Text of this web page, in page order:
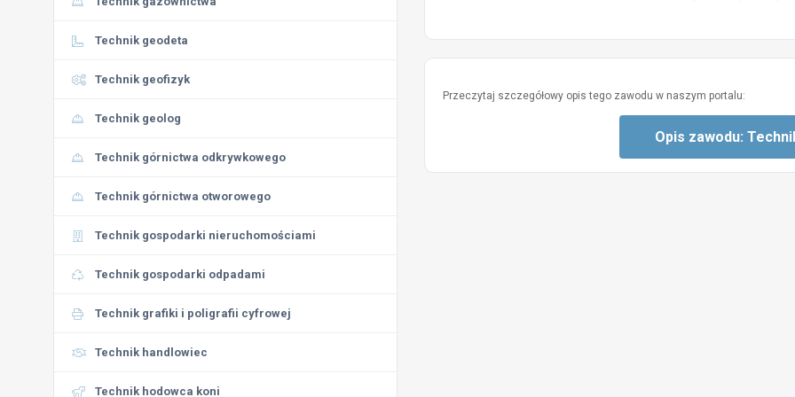
Technik geodeta
Technik geofizyk
Technik geolog
Technik górnictwa odkrywkowego
Technik górnictwa otworowego
Technik gospodarki nieruchomościami
Technik gospodarki odpadami
Technik grafiki i poligrafii cyfrowej
Technik handlowiec
Technik hodowca koni
Przeczytaj szczegółowy opis tego zawodu w naszym portalu:
Opis zawodu: